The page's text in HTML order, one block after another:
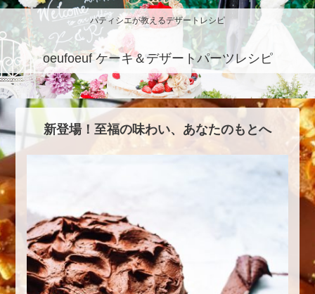
パティシエが教えるデザートレシピ
oeufoeuf ケーキ＆デザートパーツレシピ
新登場！至福の味わい、あなたのもとへ